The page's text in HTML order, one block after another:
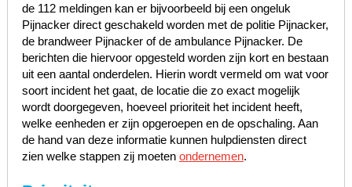
de 112 meldingen kan er bijvoorbeeld bij een ongeluk
Pijnacker direct geschakeld worden met de politie Pijnacker,
de brandweer Pijnacker of de ambulance Pijnacker. De
berichten die hiervoor opgesteld worden zijn kort en bestaan
uit een aantal onderdelen. Hierin wordt vermeld om wat voor
soort incident het gaat, de locatie die zo exact mogelijk
wordt doorgegeven, hoeveel prioriteit het incident heeft,
welke eenheden er zijn opgeroepen en de opschaling. Aan
de hand van deze informatie kunnen hulpdiensten direct
zien welke stappen zij moeten ondernemen.